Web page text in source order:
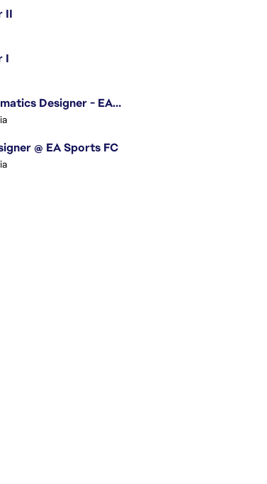
II
I
Associate Cinematics Designer - EA Sports FC
@ EA Sports FC